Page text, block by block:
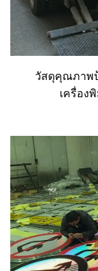
วัสดุคุณภาพป้
เครื่อง